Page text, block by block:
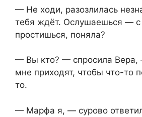
— Не ходи, разозлилась
тебя ждёт. Ослушаешься —
простишься, поняла?
— Вы кто? — спросила Вера,
мне приходят, чтобы что-то
то.
— Марфа я, — сурово